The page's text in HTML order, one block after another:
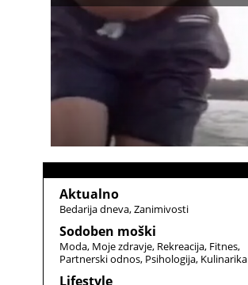
Aktualno
Bedarija dneva Zanimivosti
Sodoben moški
Moda Moje zdravje Rekreacija Fitnes
Partnerski odnos Psihologija Kulinarika
Lifestyle